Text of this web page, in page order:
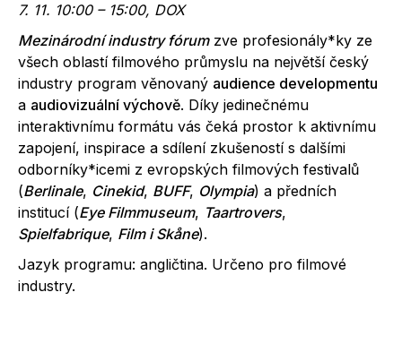
7. 11. 10:00 – 15:00, DOX
Mezinárodní industry fórumzve profesionály*ky ze
všech oblastí filmového průmyslu na největší český
industry program věnovaný audience developmentu
a audiovizuální výchově. Díky jedinečnému
interaktivnímu formátu vás čeká prostor k aktivnímu
zapojení, inspirace a sdílení zkušeností s dalšími
odborníky*icemi z evropských filmových festivalů
(Berlinale, Cinekid, BUFF, Olympia) a předních
institucí (Eye Filmmuseum, Taartrovers,
Spielfabrique, Film i Skåne).
Jazyk programu: angličtina. Určeno pro filmové
industry.